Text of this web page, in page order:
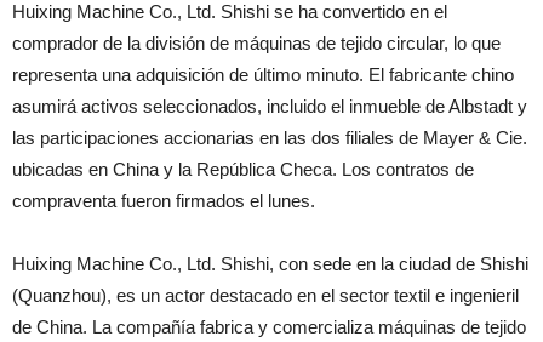
Huixing Machine Co., Ltd. Shishi se ha convertido en el
comprador de la división de máquinas de tejido circular, lo que
representa una adquisición de último minuto. El fabricante chino
asumirá activos seleccionados, incluido el inmueble de Albstadt y
las participaciones accionarias en las dos filiales de Mayer & Cie.
ubicadas en China y la República Checa. Los contratos de
compraventa fueron firmados el lunes.
Huixing Machine Co., Ltd. Shishi, con sede en la ciudad de Shishi
(Quanzhou), es un actor destacado en el sector textil e ingenieril
de China. La compañía fabrica y comercializa máquinas de tejido